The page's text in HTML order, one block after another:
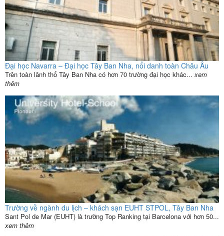
Đại học Navarra – Đại học Tây Ban Nha, nổi danh toàn Châu Âu
Trên toàn lãnh thổ Tây Ban Nha có hơn 70 trường đại học khác... xem
thêm
Trường về ngành du lịch – khách sạn EUHT STPOL, Tây Ban Nha
Sant Pol de Mar (EUHT) là trường Top Ranking tại Barcelona với hơn 50...
xem thêm